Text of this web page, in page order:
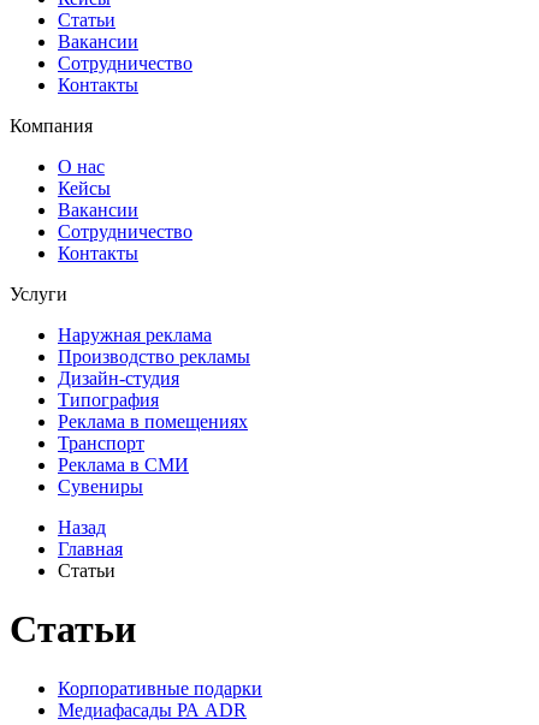
Статьи
Вакансии
Сотрудничество
Контакты
Компания
О нас
Кейсы
Вакансии
Сотрудничество
Контакты
Услуги
Наружная реклама
Производство рекламы
Дизайн-студия
Типография
Реклама в помещениях
Транспорт
Реклама в СМИ
Сувениры
Назад
Главная
Статьи
Статьи
Корпоративные подарки
Медиафасады РА ADR